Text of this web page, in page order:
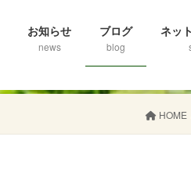
お知らせ
news
ブログ
blog
ネッ
HOME